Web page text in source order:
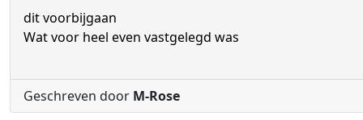
dit voorbijgaan
Wat voor heel even vastgelegd was
Geschreven door M-Rose